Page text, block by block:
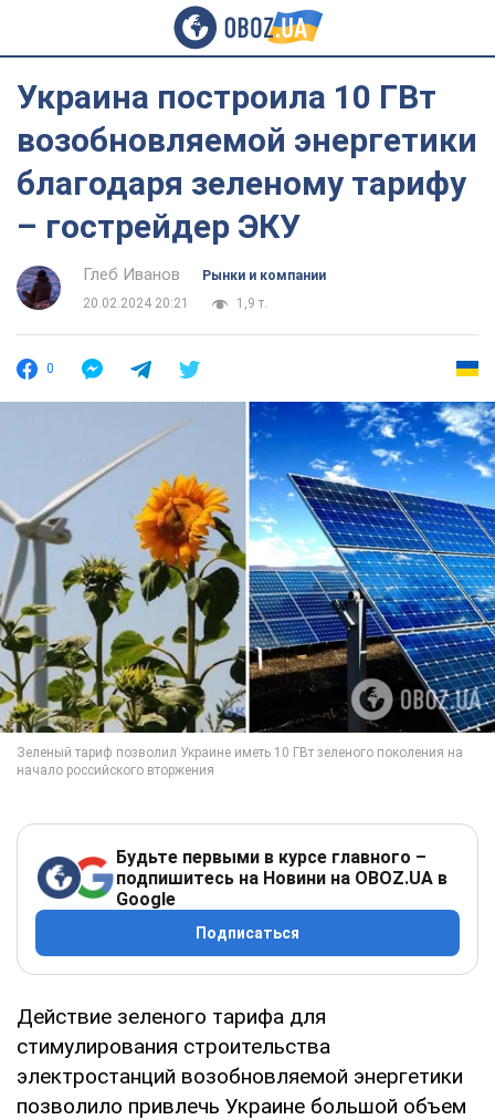
Украина построила 10 ГВт
возобновляемой энергетики
благодаря зеленому тарифу
– гострейдер ЭКУ
Глеб Иванов
Рынки и компании
20.02.2024 20:21
1,9 т.
0
Будьте первыми в курсе главного –
подпишитесь на Новини на OBOZ.UA в
Google
Подписаться
Действие зеленого тарифа для
стимулирования строительства
электростанций возобновляемой энергетики
позволило привлечь Украине большой объем